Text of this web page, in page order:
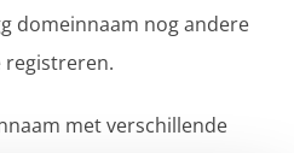
domeinnaam nog andere
registreren.
met verschillende